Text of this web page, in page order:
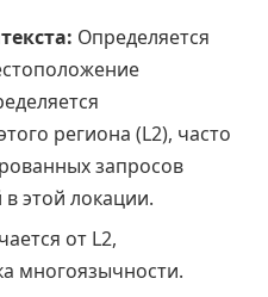
Определяется
региона (L2), часто
запросов
в этой локации.
от L2,
многоязычности.